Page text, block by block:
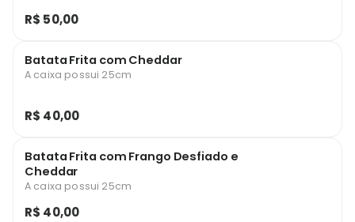
R$ 50,00
Batata Frita com Cheddar
A caixa possui 25cm
R$ 40,00
Batata Frita com Frango Desfiado e
Cheddar
A caixa possui 25cm
R$ 40,00